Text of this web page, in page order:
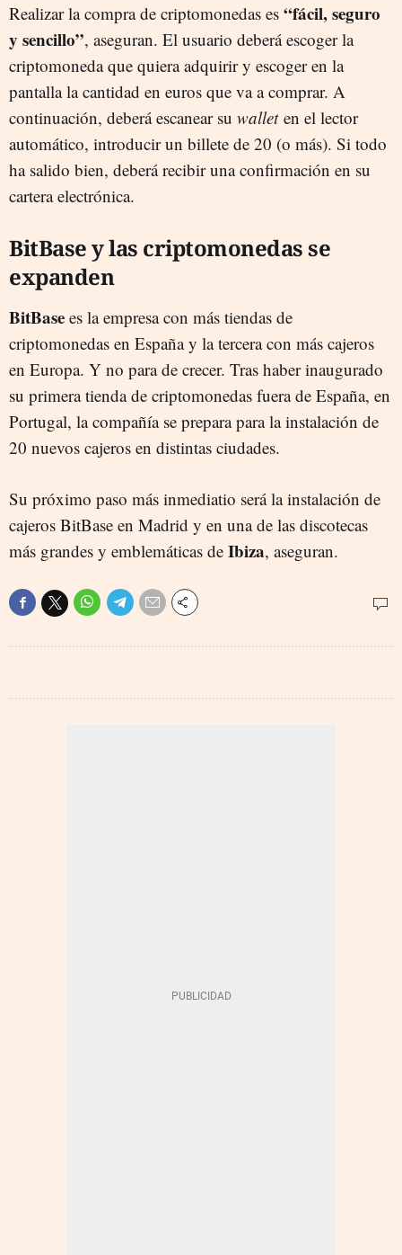
Realizar la compra de criptomonedas es “fácil, seguro
y sencillo”, aseguran. El usuario deberá escoger la
criptomoneda que quiera adquirir y escoger en la
pantalla la cantidad en euros que va a comprar. A
continuación, deberá escanear su walleten el lector
automático, introducir un billete de 20 (o más). Si todo
ha salido bien, deberá recibir una confirmación en su
cartera electrónica.
BitBase y las criptomonedas se
expanden
BitBase es la empresa con más tiendas de
criptomonedas en España y la tercera con más cajeros
en Europa. Y no para de crecer. Tras haber inaugurado
su primera tienda de criptomonedas fuera de España, en
Portugal, la compañía se prepara para la instalación de
20 nuevos cajeros en distintas ciudades.
Su próximo paso más inmediatio será la instalación de
cajeros BitBase en Madrid y en una de las discotecas
más grandes y emblemáticas de Ibiza, aseguran.